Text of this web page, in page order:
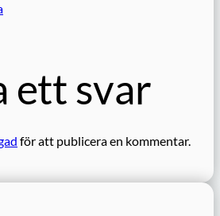
ett svar
för att publicera en kommentar.